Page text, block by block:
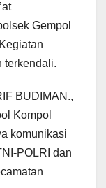
Gempol
terkendali.
BUDIMAN.,
Kompol
komunikasi
POLRI dan